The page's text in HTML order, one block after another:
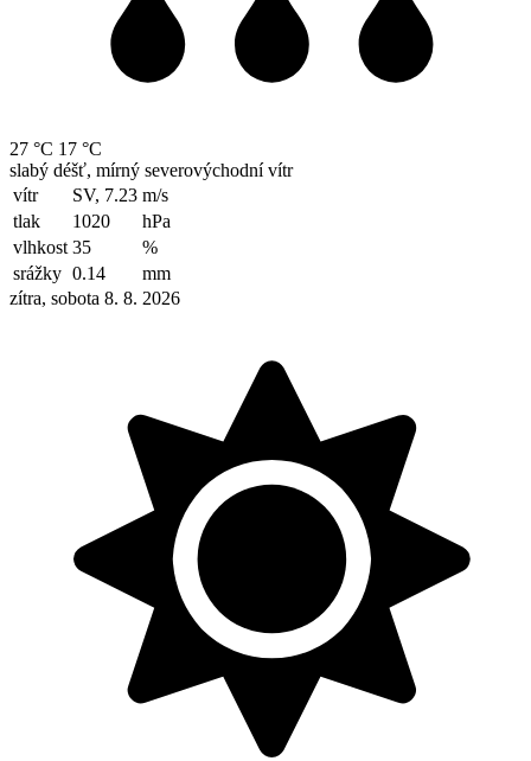
27 °C 17 °C
slabý déšť, mírný severovýchodní vítr
vítr
SV, 7.23 m/s
tlak
1020
hPa
vlhkost 35
%
srážky 0.14
mm
zítra, sobota 8. 8. 2026